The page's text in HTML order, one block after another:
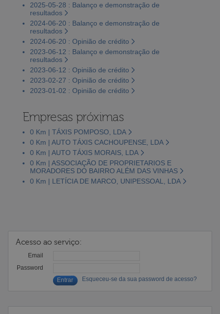
2025-05-28 : Balanço e demonstração de
resultados
2024-06-20 : Balanço e demonstração de
resultados
2024-06-20 : Opinião de crédito
2023-06-12 : Balanço e demonstração de
resultados
2023-06-12 : Opinião de crédito
2023-02-27 : Opinião de crédito
2023-01-02 : Opinião de crédito
Empresas próximas
0 Km | TÁXIS POMPOSO, LDA
0 Km | AUTO TÁXIS CACHOUPENSE, LDA
0 Km | AUTO TÁXIS MORAIS, LDA
0 Km | ASSOCIAÇÃO DE PROPRIETARIOS E
MORADORES DO BAIRRO ALÉM DAS VINHAS
0 Km | LETÍCIA DE MARCO, UNIPESSOAL, LDA
Acesso ao serviço:
Email
Password
Esqueceu-se da sua password de acesso?